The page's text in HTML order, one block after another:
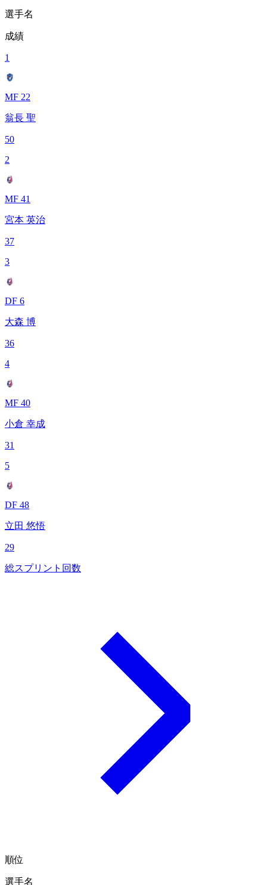
選手名
成績
1
MF 22
翁長 聖
50
2
MF 41
宮本 英治
37
3
DF 6
大森 博
36
4
MF 40
小倉 幸成
31
5
DF 48
立田 悠悟
29
総スプリント回数
順位
選手名